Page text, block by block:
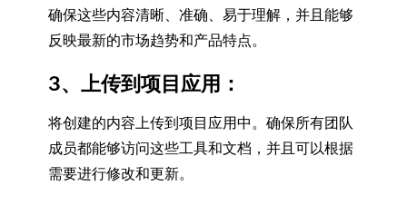
确保这些内容清晰、准确、易于理解，并且能够
反映最新的市场趋势和产品特点。
3、上传到项目应用 ：
将创建的内容上传到项目应用中。确保所有团队
成员都能够访问这些工具和文档，并且可以根据
需要进行修改和更新。